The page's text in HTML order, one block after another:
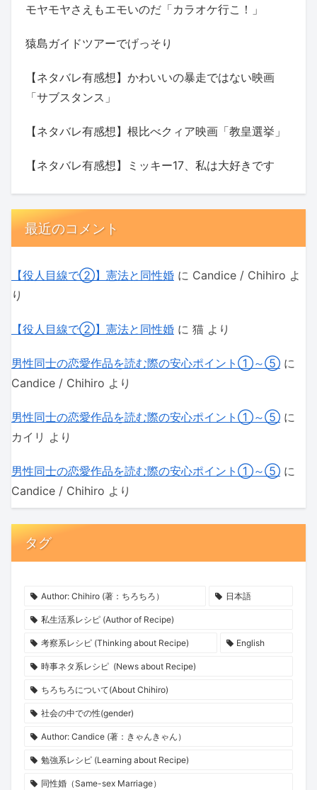
モヤモヤさえもエモいのだ「カラオケ行こ！」
猿島ガイドツアーでげっそり
【ネタバレ有感想】かわいいの暴走ではない映画
「サブスタンス」
【ネタバレ有感想】根比べクィア映画「教皇選挙」
【ネタバレ有感想】ミッキー17、私は大好きです
最近のコメント
【役人目線で②】憲法と同性婚 に Candice / Chihiro よ
り
【役人目線で②】憲法と同性婚 に 猫 より
男性同士の恋愛作品を読む際の安心ポイント①～⑤ に
Candice / Chihiro より
男性同士の恋愛作品を読む際の安心ポイント①～⑤ に
カイリ より
男性同士の恋愛作品を読む際の安心ポイント①～⑤ に
Candice / Chihiro より
タグ
Author: Chihiro (著：ちろちろ） 日本語
私生活系レシピ (Author of Recipe)
考察系レシピ (Thinking about Recipe) English
時事ネタ系レシピ (News about Recipe)
ちろちろについて(About Chihiro)
社会の中での性(gender)
Author: Candice (著：きゃんきゃん）
勉強系レシピ (Learning about Recipe)
同性婚（Same-sex Marriage）